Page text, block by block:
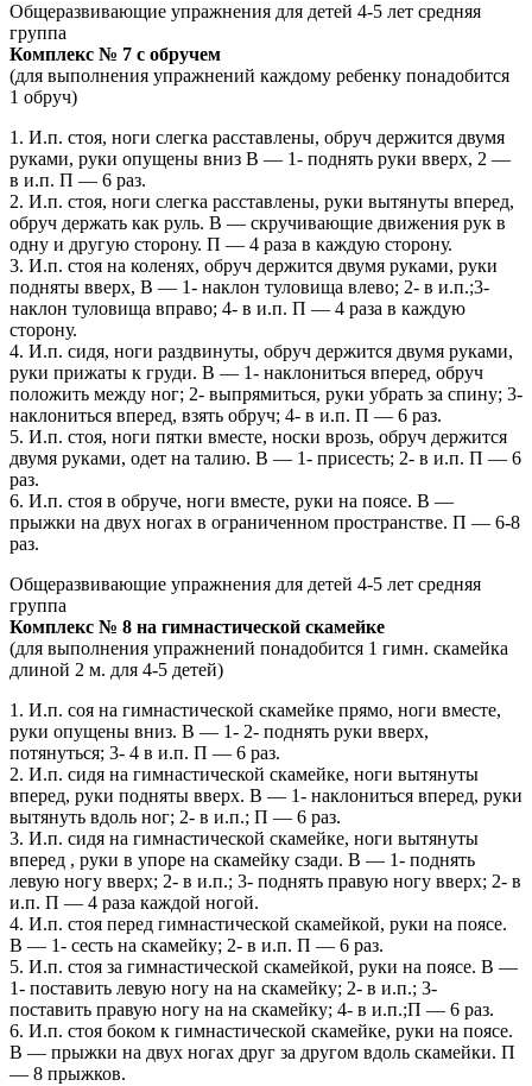
Общеразвивающие упражнения для детей 4-5 лет средняя
группа
Комплекс № 7 с обручем
(для выполнения упражнений каждому ребенку понадобится
1 обруч)
1. И.п. стоя, ноги слегка расставлены, обруч держится двумя
руками, руки опущены вниз В — 1- поднять руки вверх, 2 —
в и.п. П — 6 раз.
2. И.п. стоя, ноги слегка расставлены, руки вытянуты вперед,
обруч держать как руль. В — скручивающие движения рук в
одну и другую сторону. П — 4 раза в каждую сторону.
3. И.п. стоя на коленях, обруч держится двумя руками, руки
подняты вверх, В — 1- наклон туловища влево; 2- в и.п.;3-
наклон туловища вправо; 4- в и.п. П — 4 раза в каждую
сторону.
4. И.п. сидя, ноги раздвинуты, обруч держится двумя руками,
руки прижаты к груди. В — 1- наклониться вперед, обруч
положить между ног; 2- выпрямиться, руки убрать за спину; 3-
наклониться вперед, взять обруч; 4- в и.п. П — 6 раз.
5. И.п. стоя, ноги пятки вместе, носки врозь, обруч держится
двумя руками, одет на талию. В — 1- присесть; 2- в и.п. П — 6
раз.
6. И.п. стоя в обруче, ноги вместе, руки на поясе. В —
прыжки на двух ногах в ограниченном пространстве. П — 6-8
раз.
Общеразвивающие упражнения для детей 4-5 лет средняя
группа
Комплекс № 8 на гимнастической скамейке
(для выполнения упражнений понадобится 1 гимн. скамейка
длиной 2 м. для 4-5 детей)
1. И.п. соя на гимнастической скамейке прямо, ноги вместе,
руки опущены вниз. В — 1- 2- поднять руки вверх,
потянуться; 3- 4 в и.п. П — 6 раз.
2. И.п. сидя на гимнастической скамейке, ноги вытянуты
вперед, руки подняты вверх. В — 1- наклониться вперед, руки
вытянуть вдоль ног; 2- в и.п.; П — 6 раз.
3. И.п. сидя на гимнастической скамейке, ноги вытянуты
вперед , руки в упоре на скамейку сзади. В — 1- поднять
левую ногу вверх; 2- в и.п.; 3- поднять правую ногу вверх; 2- в
и.п. П — 4 раза каждой ногой.
4. И.п. стоя перед гимнастической скамейкой, руки на поясе.
В — 1- сесть на скамейку; 2- в и.п. П — 6 раз.
5. И.п. стоя за гимнастической скамейкой, руки на поясе. В —
1- поставить левую ногу на на скамейку; 2- в и.п.; 3-
поставить правую ногу на на скамейку; 4- в и.п.;П — 6 раз.
6. И.п. стоя боком к гимнастической скамейке, руки на поясе.
В — прыжки на двух ногах друг за другом вдоль скамейки. П
— 8 прыжков.